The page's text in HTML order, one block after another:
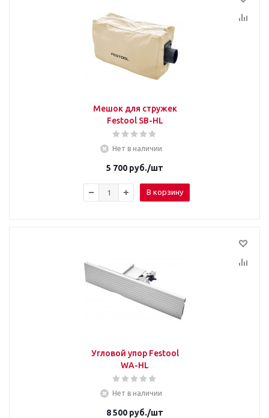
Мешок для стружек
Festool SB-HL
Нет в наличии
5 700 руб./шт
В корзину
Угловой упор Festool
WA-HL
Нет в наличии
8 500 руб./шт